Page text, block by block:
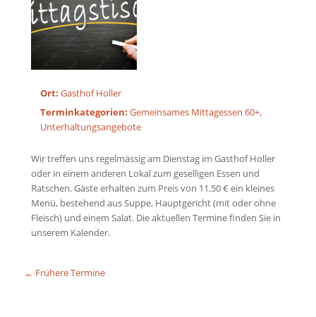
Ort: Gasthof Holler
Terminkategorien: Gemeinsames Mittagessen 60+,
Unterhaltungsangebote
Wir treffen uns regelmässig am Dienstag im Gasthof Holler
oder in einem anderen Lokal zum geselligen Essen und
Ratschen. Gäste erhalten zum Preis von 11,50 € ein kleines
Menü, bestehend aus Suppe, Hauptgericht (mit oder ohne
Fleisch) und einem Salat. Die aktuellen Termine finden Sie in
unserem Kalender.
← Frühere Termine